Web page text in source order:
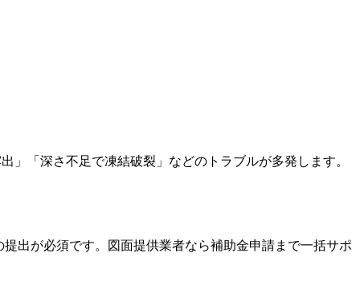
「深さ不足で凍結破裂」などのトラブルが多発します。
出が必須です。図面提供業者なら補助金申請まで一括サポ